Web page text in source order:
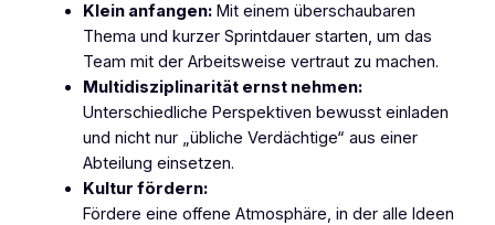
Klein anfangen:Mit einem überschaubaren
Thema und kurzer Sprintdauer starten, um das
Team mit der Arbeitsweise vertraut zu machen.
Multidisziplinarität ernst nehmen:
Unterschiedliche Perspektiven bewusst einladen
und nicht nur „übliche Verdächtige“ aus einer
Abteilung einsetzen.
Kultur fördern:
Fördere eine offene Atmosphäre, in der alle Ideen